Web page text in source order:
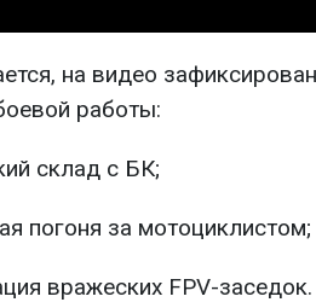
на видео
работы:
склад с БК;
погоня за мотоциклистом;
вражеских FPV-заседок.